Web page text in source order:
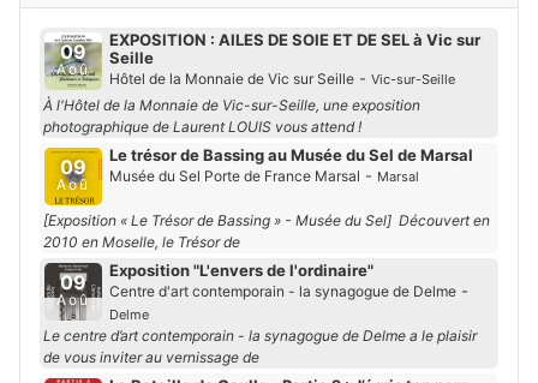
09
Aoû
EXPOSITION : AILES DE SOIE ET DE SEL à Vic sur
Seille
Hôtel de la Monnaie de Vic sur Seille - Vic-sur-Seille
À l'Hôtel de la Monnaie de Vic-sur-Seille, une exposition
photographique de Laurent LOUIS vous attend !
09
Aoû
Le trésor de Bassing au Musée du Sel de Marsal
Musée du Sel Porte de France Marsal - Marsal
[Exposition « Le Trésor de Bassing » - Musée du Sel] Découvert en
2010 en Moselle, le Trésor de
09
Aoû
Exposition "L'envers de l'ordinaire"
Centre d'art contemporain - la synagogue de Delme -
Delme
Le centre d’art contemporain - la synagogue de Delme a le plaisir
de vous inviter au vernissage de